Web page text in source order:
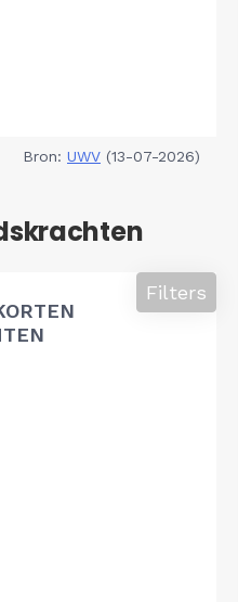
Bron: UWV (13-07-2026)
Filters